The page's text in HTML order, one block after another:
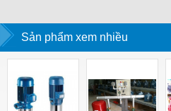
Sản phẩm xem nhiều